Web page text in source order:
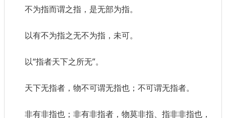
不为指而谓之指，是无部为指。
以有不为指之无不为指，未可。
以“指者天下之所无”。
天下无指者，物不可谓无指也；不可谓无指者。
非有非指也；非有非指者，物莫非指、指非非指也，